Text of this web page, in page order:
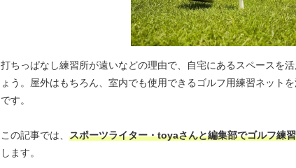
打ちっぱなし練習所が遠いなどの理由で、自宅にあるスペースを
ょう。屋外はもちろん、室内でも使用できるゴルフ用練習ネット
です。
この記事では、 スポーツライター・toyaさんと編集部でゴルフ練
します。